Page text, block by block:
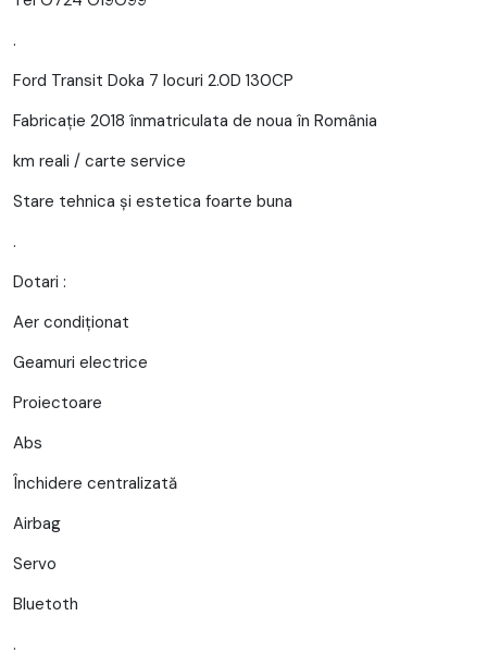
.
Ford Transit Doka 7 locuri 2.0D 130CP
Fabricație 2018 înmatriculata de noua în România
km reali / carte service
Stare tehnica și estetica foarte buna
.
Dotari :
Aer condiționat
Geamuri electrice
Proiectoare
Abs
Închidere centralizată
Airbag
Servo
Bluetoth
.